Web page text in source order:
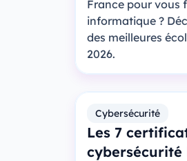
France pour vous
informatique ?
des meilleures
2026.
Cybersécurité
Les 7
cybersécurité